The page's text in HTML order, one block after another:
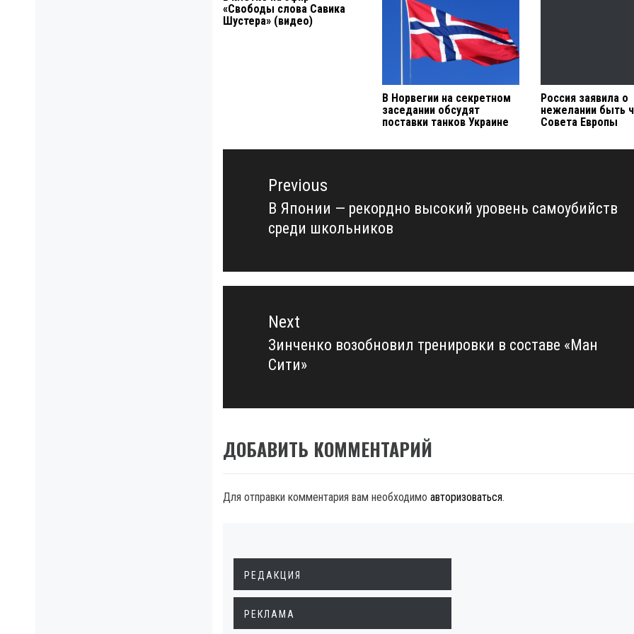
«Свободы слова Савика
Шустера» (видео)
В Норвегии на секретном
заседании обсудят
поставки танков Украине
Россия заявила о
нежелании быть
Совета Европы
Навигация
записямPrevious
Previous
post:
В Японии — рекордно высокий уровень самоубийств
среди школьников
Next
Next
post:
Зинченко возобновил тренировки в составе «Ман
Сити»
ДОБАВИТЬ КОММЕНТАРИЙ
Для отправки комментария вам необходимо авторизоваться.
РЕДАКЦИЯ
РЕКЛАМА